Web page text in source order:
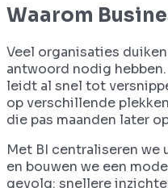
Waarom
Veel organisaties
antwoord nodig
leidt al snel tot
op verschillende
die pas maanden later
Met BI centraliseren we
en bouwen we een
gevolg: snellere